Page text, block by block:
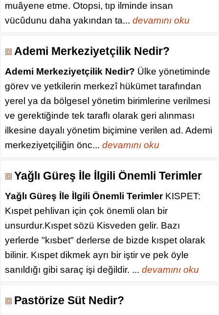
muâyene etme. Otopsi, tıp ilminde insan
vücûdunu daha yakından ta... devamını oku
Ademi Merkeziyetçilik Nedir?
Ademi Merkeziyetçilik Nedir? Ülke yönetiminde
görev ve yetkilerin merkezî hükümet tarafından
yerel ya da bölgesel yönetim birimlerine verilmesi
ve gerektiğinde tek taraflı olarak geri alınması
ilkesine dayalı yönetim biçimine verilen ad. Ademi
merkeziyetçiliğin önc... devamını oku
Yağlı Güreş İle İlgili Önemli Terimler
Yağlı Güreş İle İlgili Önemli TerimlerKISPET:
Kıspet pehlivan için çok önemli olan bir
unsurdur.Kıspet sözü Kisveden gelir. Bazı
yerlerde "kısbet" derlerse de bizde kıspet olarak
bilinir. Kıspet dikmek ayrı bir iştir ve pek öyle
sanıldığı gibi saraç işi değildir. ... devamını oku
Pastörize Süt Nedir?